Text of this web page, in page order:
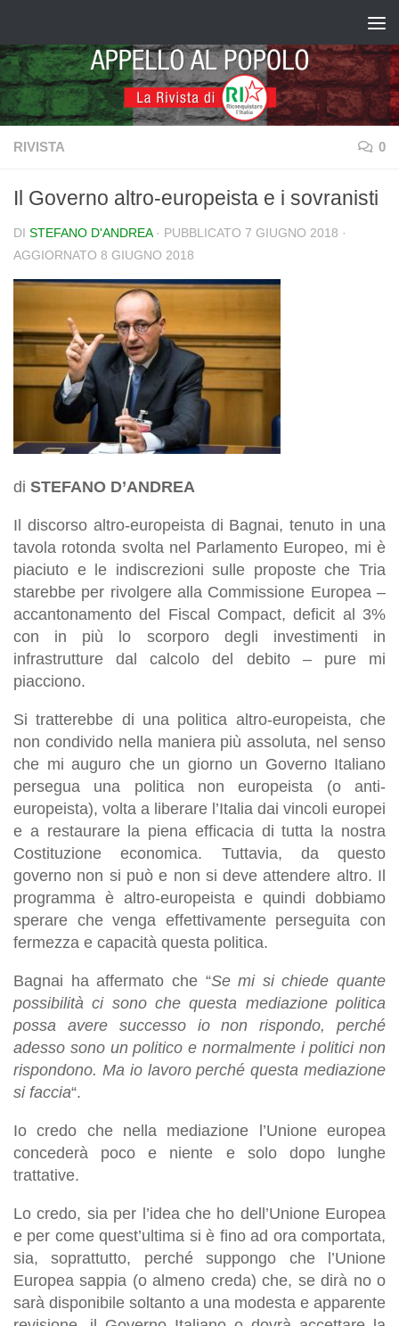
RIVISTA 0
Il Governo altro-europeista e i sovranisti
DI STEFANO D'ANDREA · PUBBLICATO 7 GIUGNO 2018 ·
AGGIORNATO 8 GIUGNO 2018
di STEFANO D’ANDREA
Il discorso altro-europeista di Bagnai, tenuto in una
tavola rotonda svolta nel Parlamento Europeo, mi è
piaciuto e le indiscrezioni sulle proposte che Tria
starebbe per rivolgere alla Commissione Europea –
accantonamento del Fiscal Compact, deficit al 3%
con in più lo scorporo degli investimenti in
infrastrutture dal calcolo del debito – pure mi
piacciono.
Si tratterebbe di una politica altro-europeista, che
non condivido nella maniera più assoluta, nel senso
che mi auguro che un giorno un Governo Italiano
persegua una politica non europeista (o anti-
europeista), volta a liberare l’Italia dai vincoli europei
e a restaurare la piena efficacia di tutta la nostra
Costituzione economica. Tuttavia, da questo
governo non si può e non si deve attendere altro. Il
programma è altro-europeista e quindi dobbiamo
sperare che venga effettivamente perseguita con
fermezza e capacità questa politica.
Bagnai ha affermato che “Se mi si chiede quante
possibilità ci sono che questa mediazione politica
possa avere successo io non rispondo, perché
adesso sono un politico e normalmente i politici non
rispondono. Ma io lavoro perché questa mediazione
si faccia“.
Io credo che nella mediazione l’Unione europea
concederà poco e niente e solo dopo lunghe
trattative.
Lo credo, sia per l’idea che ho dell’Unione Europea
e per come quest’ultima si è fino ad ora comportata,
sia, soprattutto, perché suppongo che l’Unione
Europea sappia (o almeno creda) che, se dirà no o
sarà disponibile soltanto a una modesta e apparente